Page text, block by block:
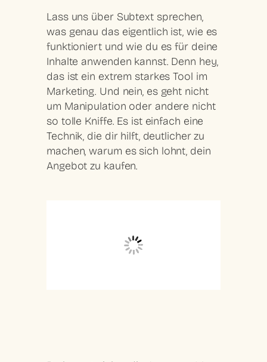
Lass uns über Subtext sprechen,
was genau das eigentlich ist, wie es
funktioniert und wie du es für deine
Inhalte anwenden kannst. Denn hey,
das ist ein extrem starkes Tool im
Marketing. Und nein, es geht nicht
um Manipulation oder andere nicht
so tolle Kniffe. Es ist einfach eine
Technik, die dir hilft, deutlicher zu
machen, warum es sich lohnt, dein
Angebot zu kaufen.